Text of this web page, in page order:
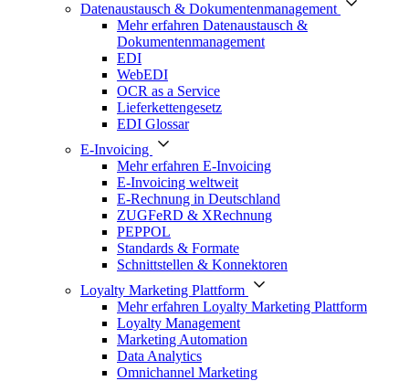
Datenaustausch & Dokumentenmanagement
Mehr erfahren Datenaustausch &
Dokumentenmanagement
EDI
WebEDI
OCR as a Service
Lieferkettengesetz
EDI Glossar
E-Invoicing
Mehr erfahren E-Invoicing
E-Invoicing weltweit
E-Rechnung in Deutschland
ZUGFeRD & XRechnung
PEPPOL
Standards & Formate
Schnittstellen & Konnektoren
Loyalty Marketing Plattform
Mehr erfahren Loyalty Marketing Plattform
Loyalty Management
Marketing Automation
Data Analytics
Omnichannel Marketing